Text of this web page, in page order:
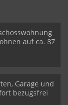
auf ca. 87
Garage und
bezugsfrei